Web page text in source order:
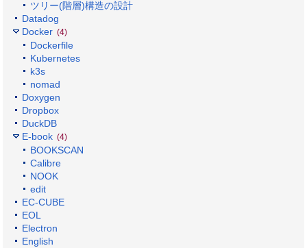
ツリー(階層)構造の設計
Datadog
Docker (4)
Dockerfile
Kubernetes
k3s
nomad
Doxygen
Dropbox
DuckDB
E-book (4)
BOOKSCAN
Calibre
NOOK
edit
EC-CUBE
EOL
Electron
English